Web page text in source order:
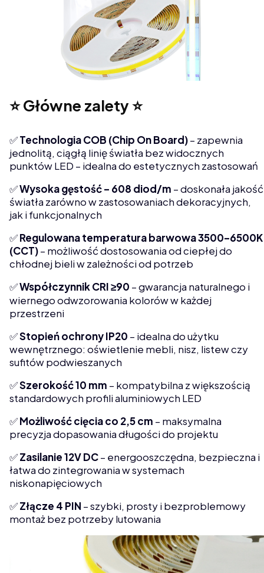
⭐ Główne zalety ⭐
✅Technologia COB (Chip On Board)– zapewnia
jednolitą, ciągłą linię światła bez widocznych
punktów LED – idealna do estetycznych zastosowań
✅Wysoka gęstość – 608 diod/m – doskonała jakość
światła zarówno w zastosowaniach dekoracyjnych,
jak i funkcjonalnych
✅Regulowana temperatura barwowa 3500–6500K
(CCT)– możliwość dostosowania od ciepłej do
chłodnej bieli w zależności od potrzeb
✅Współczynnik CRI ≥90 – gwarancja naturalnego i
wiernego odwzorowania kolorów w każdej
przestrzeni
✅Stopień ochrony IP20 – idealna do użytku
wewnętrznego: oświetlenie mebli, nisz, listew czy
sufitów podwieszanych
✅Szerokość 10 mm – kompatybilna z większością
standardowych profili aluminiowych LED
✅Możliwość cięcia co 2,5 cm – maksymalna
precyzja dopasowania długości do projektu
✅Zasilanie 12V DC– energooszczędna, bezpieczna i
łatwa do zintegrowania w systemach
niskonapięciowych
✅Złącze 4 PIN – szybki, prosty i bezproblemowy
montaż bez potrzeby lutowania